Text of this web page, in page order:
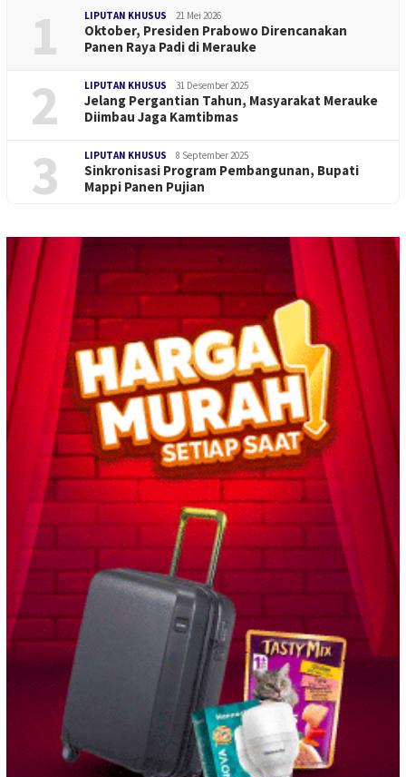
1 LIPUTAN KHUSUS 21 Mei 2026
Oktober, Presiden Prabowo Direncanakan
Panen Raya Padi di Merauke
2 LIPUTAN KHUSUS 31 Desember 2025
Jelang Pergantian Tahun, Masyarakat Merauke
Diimbau Jaga Kamtibmas
3 LIPUTAN KHUSUS 8 September 2025
Sinkronisasi Program Pembangunan, Bupati
Mappi Panen Pujian